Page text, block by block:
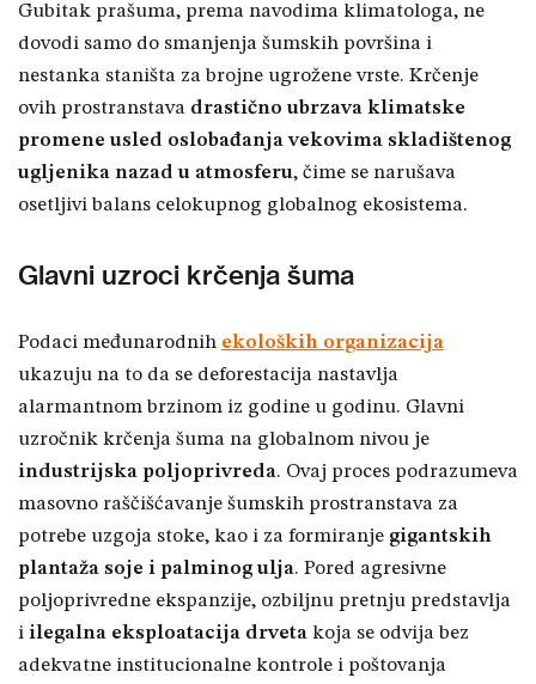
Gubitak prašuma, prema navodima klimatologa, ne
dovodi samo do smanjenja šumskih površina i
nestanka staništa za brojne ugrožene vrste. Krčenje
ovih prostranstava drastično ubrzava klimatske
promene usled oslobađanja vekovima skladištenog
ugljenika nazad u atmosferu, čime se narušava
osetljivi balans celokupnog globalnog ekosistema.
Glavni uzroci krčenja šuma
Podaci međunarodnih ekoloških organizacija
ukazuju na to da se deforestacija nastavlja
alarmantnom brzinom iz godine u godinu. Glavni
uzročnik krčenja šuma na globalnom nivou je
industrijska poljoprivreda. Ovaj proces podrazumeva
masovno raščišćavanje šumskih prostranstava za
potrebe uzgoja stoke, kao i za formiranje gigantskih
plantaža soje i palminog ulja. Pored agresivne
poljoprivredne ekspanzije, ozbiljnu pretnju predstavlja
i ilegalna eksploatacija drveta koja se odvija bez
adekvatne institucionalne kontrole i poštovanja